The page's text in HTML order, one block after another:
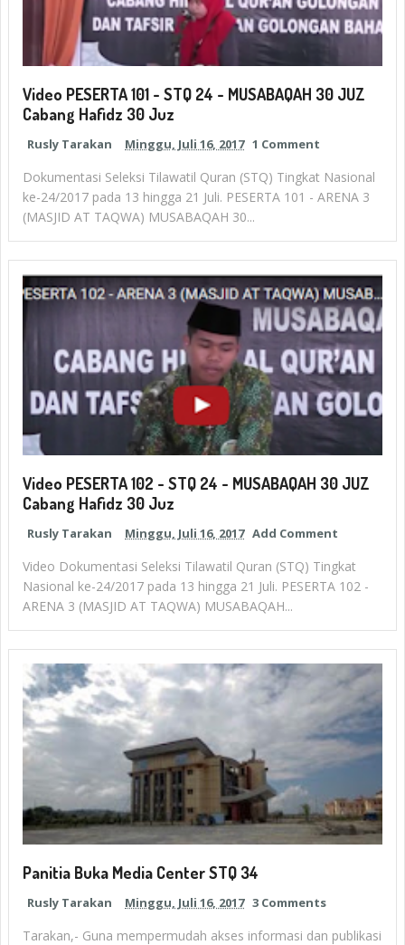
Video PESERTA 101 - STQ 24 - MUSABAQAH 30 JUZ
Cabang Hafidz 30 Juz
Rusly Tarakan Minggu, Juli 16, 2017 1 Comment
Dokumentasi Seleksi Tilawatil Quran (STQ) Tingkat Nasional
ke-24/2017 pada 13 hingga 21 Juli. PESERTA 101 - ARENA 3
(MASJID AT TAQWA) MUSABAQAH 30...
Video PESERTA 102 - STQ 24 - MUSABAQAH 30 JUZ
Cabang Hafidz 30 Juz
Rusly Tarakan Minggu, Juli 16, 2017 Add Comment
Video Dokumentasi Seleksi Tilawatil Quran (STQ) Tingkat
Nasional ke-24/2017 pada 13 hingga 21 Juli. PESERTA 102 -
ARENA 3 (MASJID AT TAQWA) MUSABAQAH...
Panitia Buka Media Center STQ 34
Rusly Tarakan Minggu, Juli 16, 2017 3 Comments
Tarakan,- Guna mempermudah akses informasi dan publikasi